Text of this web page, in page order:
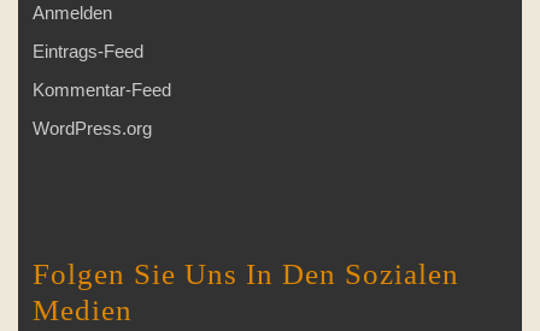
Anmelden
Eintrags-Feed
Kommentar-Feed
WordPress.org
Folgen Sie Uns In Den Sozialen
Medien